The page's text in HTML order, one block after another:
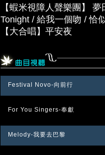
【蝦米視障人聲樂團】
Tonight / 給我一個吻 / 恰
【大合唱】平安夜
Festival Novo-向前行
For You Singers-奉獻
Melody-我要去巴黎